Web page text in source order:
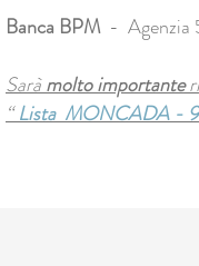
Banca BPM- Agenzia
Saràmolto importante
“Lista MONCADA -